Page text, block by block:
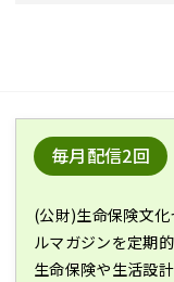
毎月配信2回
(公財)生命保険文
ルマガジンを定期的
生命保険や生活設